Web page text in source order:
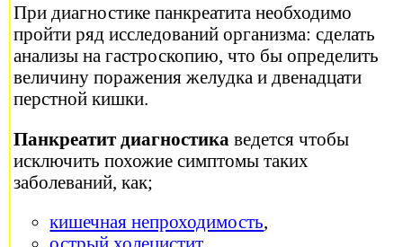
При диагностике панкреатита необходимо
пройти ряд исследований организма: сделать
анализы на гастроскопию, что бы определить
величину поражения желудка и двенадцати
перстной кишки.
Панкреатит диагностикаведется чтобы
исключить похожие симптомы таких
заболеваний, как;
кишечная непроходимость,